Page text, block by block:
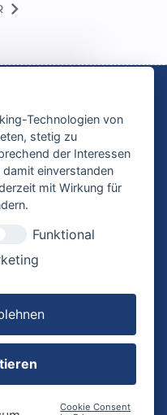
chevron_right
Technologien von
stetig zu
der Interessen
einverstanden
mit Wirkung für
Funktional
Cookie Consent
E-Learningplattform
ist ein
der CYCOT GmbH
CYCOT GmbH
Augsburg